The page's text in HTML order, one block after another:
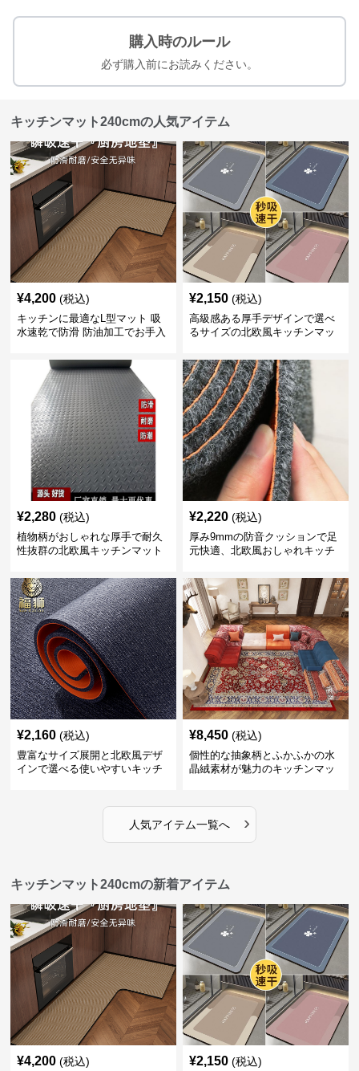
購入時のルール
必ず購入前にお読みください。
キッチンマット240cmの人気アイテム
¥4,200 (税込)
キッチンに最適なL型マット 吸
水速乾で防滑 防油加工でお手入
¥2,150 (税込)
高級感ある厚手デザインで選べ
るサイズの北欧風キッチンマッ
¥2,280 (税込)
植物柄がおしゃれな厚手で耐久
性抜群の北欧風キッチンマット
¥2,220 (税込)
厚み9mmの防音クッションで足
元快適、北欧風おしゃれキッチ
¥2,160 (税込)
豊富なサイズ展開と北欧風デザ
インで選べる使いやすいキッチ
¥8,450 (税込)
個性的な抽象柄とふかふかの水
晶絨素材が魅力のキッチンマッ
人気アイテム一覧へ ›
キッチンマット240cmの新着アイテム
¥4,200 (税込) ¥2,150 (税込)